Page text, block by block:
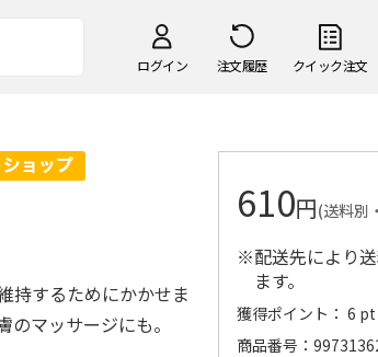
ログイン 注文履歴 クイック注文
持するためにかかせま
マッサージにも。
610円(送料別
※配送先により
ます。
獲得ポイント： 6 pt
商品番号